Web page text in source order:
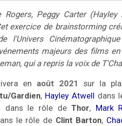
Peggy Carter
exercice de brainstorming
l'Univers
majeurs des films
qui a repris la voix de
en août 2021 sur la
Gardien, Hayley Atwell dans
dans le rôle deThor, Mark
le rôle de Clint Barton,